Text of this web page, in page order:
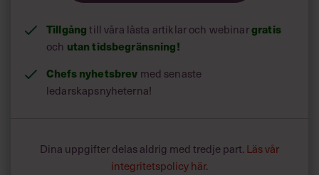
Det finns andra former av belöning än lön:
• Nya uppdrag.
• Andra arbetstider.
• Längre semester.
• Hushållsnära tjänster.
Tillgångtill våra låsta artiklar och webinargratis
och utan tidsbegränsning!
Chefs nyhetsbrev med senaste
ledarskapsnyheterna!
Dina uppgifter delas aldrig med tredje part. Läs vår
integritetspolicy här.